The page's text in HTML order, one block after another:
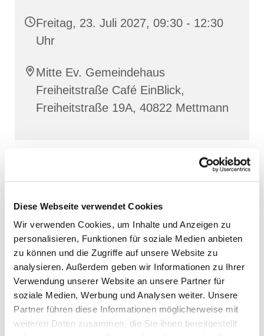
Diese Webseite verwendet Cookies
Wir verwenden Cookies, um Inhalte und Anzeigen zu
personalisieren, Funktionen für soziale Medien anbieten
zu können und die Zugriffe auf unsere Website zu
analysieren. Außerdem geben wir Informationen zu Ihrer
Verwendung unserer Website an unsere Partner für
soziale Medien, Werbung und Analysen weiter. Unsere
Partner führen diese Informationen möglicherweise mit
weiteren Daten zusammen, die Sie ihnen bereitgestellt
Freitag, 23. Juli 2027, 09:30 - 12:30
Uhr
Mitte Ev. Gemeindehaus
Freiheitstraße Café EinBlick,
Freiheitstraße 19A, 40822 Mettmann